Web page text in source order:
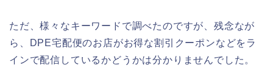
ただ、様々なキーワードで調べたのですが、残念なが
ら、DPE宅配便のお店がお得な割引クーポンなどをラ
インで配信しているかどうかは分かりませんでした。